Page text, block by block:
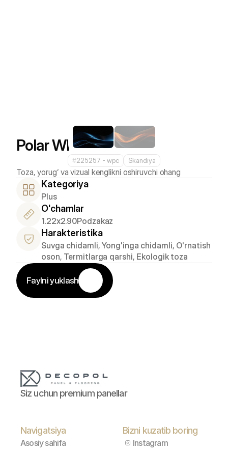
Polar White
#225257 - wpс Skandiya
Kategoriya
Plus
O'chamlar
1.22x2.90Podzakaz
Harakteristika
Suvga chidamli, Yong'inga chidamli, O'rnatish
oson, Termitlarga qarshi, Ekologik toza
Faylni yuklash
Siz uchun premium panellar
Navigatsiya
Asosiy sahifa
Bizni kuzatib boring
Instagram